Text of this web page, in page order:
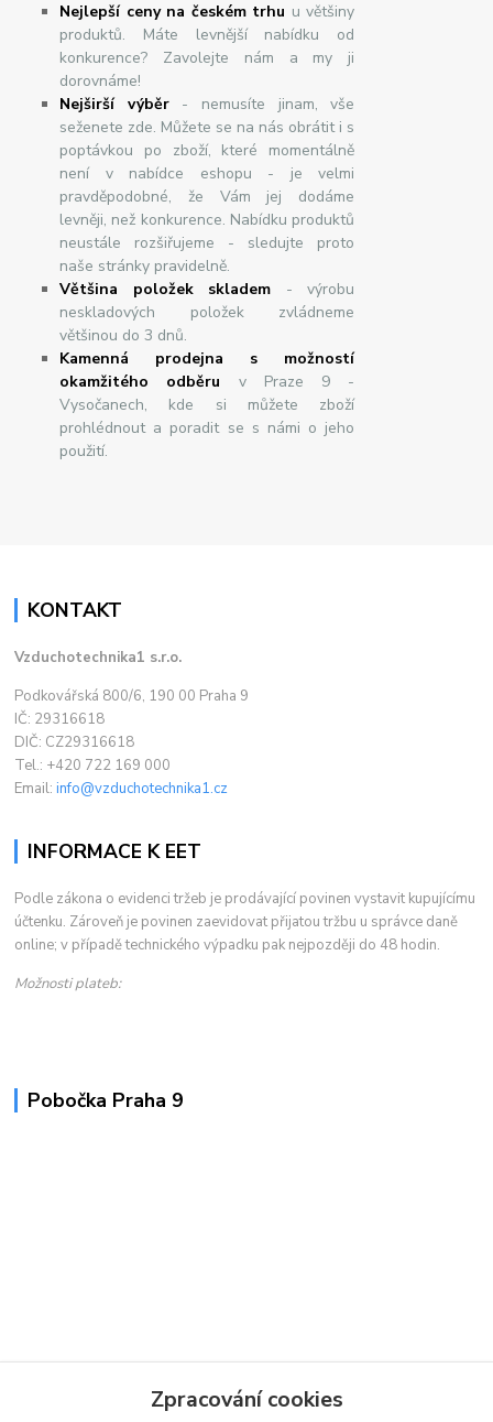
Nejlepší ceny na českém trhu u většiny
produktů. Máte levnější nabídku od
konkurence? Zavolejte nám a my ji
dorovnáme!
Nejširšívýběr- nemusíte jinam, vše
seženete zde. Můžete se na nás obrátit i s
poptávkou po zboží, které momentálně
není v nabídce eshopu - je velmi
pravděpodobné, že Vám jej dodáme
levněji, než konkurence. Nabídku produktů
neustále rozšiřujeme - sledujte proto
naše stránky pravidelně.
Většina položek skladem - výrobu
neskladových položek zvládneme
většinou do 3 dnů.
Kamenná prodejna s možností
okamžitého odběru v Praze 9 -
Vysočanech, kde si můžete zboží
prohlédnout a poradit se s námi o jeho
použití.
KONTAKT
Vzduchotechnika1 s.r.o.
Podkovářská 800/6, 190 00 Praha 9
IČ: 29316618
DIČ: CZ29316618
Tel.: +420 722 169 000
Email:info@vzduchotechnika1.cz
INFORMACE K EET
Podle zákona o evidenci tržeb je prodávající povinen vystavit kupujícímu
účtenku. Zároveň je povinen zaevidovat přijatou tržbu u správce daně
online; v případě technického výpadku pak nejpozději do 48 hodin.
Možnosti plateb:
Pobočka Praha 9
Zpracování cookies